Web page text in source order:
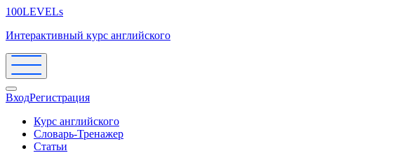
100LEVELs
Интерактивный курс английского
ВходРегистрация
Курс английского
Словарь-Тренажер
Статьи